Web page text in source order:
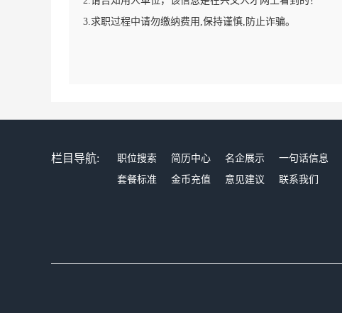
3.求职过程中请勿缴纳费用,保持谨慎,防止诈骗。
栏目导航: 职位搜索 简历中心 名企展示 一句话信息
套餐标准
金币充值 意见建议 联系我们